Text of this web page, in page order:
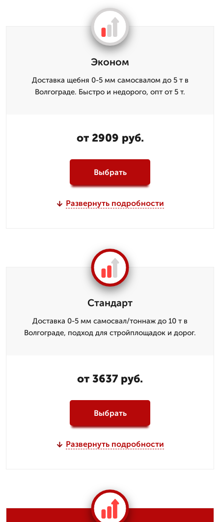
Эконом
Доставка щебня 0-5 мм самосвалом до 5 т в
Волгограде. Быстро и недорого, опт от 5 т.
от 2909 руб.
Выбрать
Развернуть подробности
Стандарт
Доставка 0-5 мм самосвал/тоннаж до 10 т в
Волгограде, подход для стройплощадок и дорог.
от 3637 руб.
Выбрать
Развернуть подробности